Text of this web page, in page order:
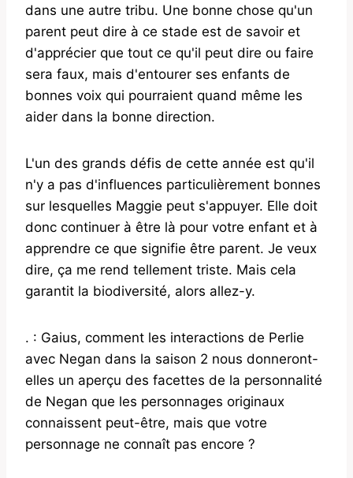
dans une autre tribu. Une bonne chose qu'un
parent peut dire à ce stade est de savoir et
d'apprécier que tout ce qu'il peut dire ou faire
sera faux, mais d'entourer ses enfants de
bonnes voix qui pourraient quand même les
aider dans la bonne direction.
L'un des grands défis de cette année est qu'il
n'y a pas d'influences particulièrement bonnes
sur lesquelles Maggie peut s'appuyer. Elle doit
donc continuer à être là pour votre enfant et à
apprendre ce que signifie être parent. Je veux
dire, ça me rend tellement triste. Mais cela
garantit la biodiversité, alors allez-y.
. : Gaius, comment les interactions de Perlie
avec Negan dans la saison 2 nous donneront-
elles un aperçu des facettes de la personnalité
de Negan que les personnages originaux
connaissent peut-être, mais que votre
personnage ne connaît pas encore ?